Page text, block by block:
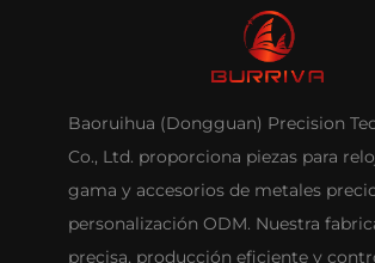
Baoruihua (Dongguan) Precision
Co., Ltd. proporciona piezas para
gama y accesorios de metales
personalización ODM. Nuestra
precisa, producción eficiente y